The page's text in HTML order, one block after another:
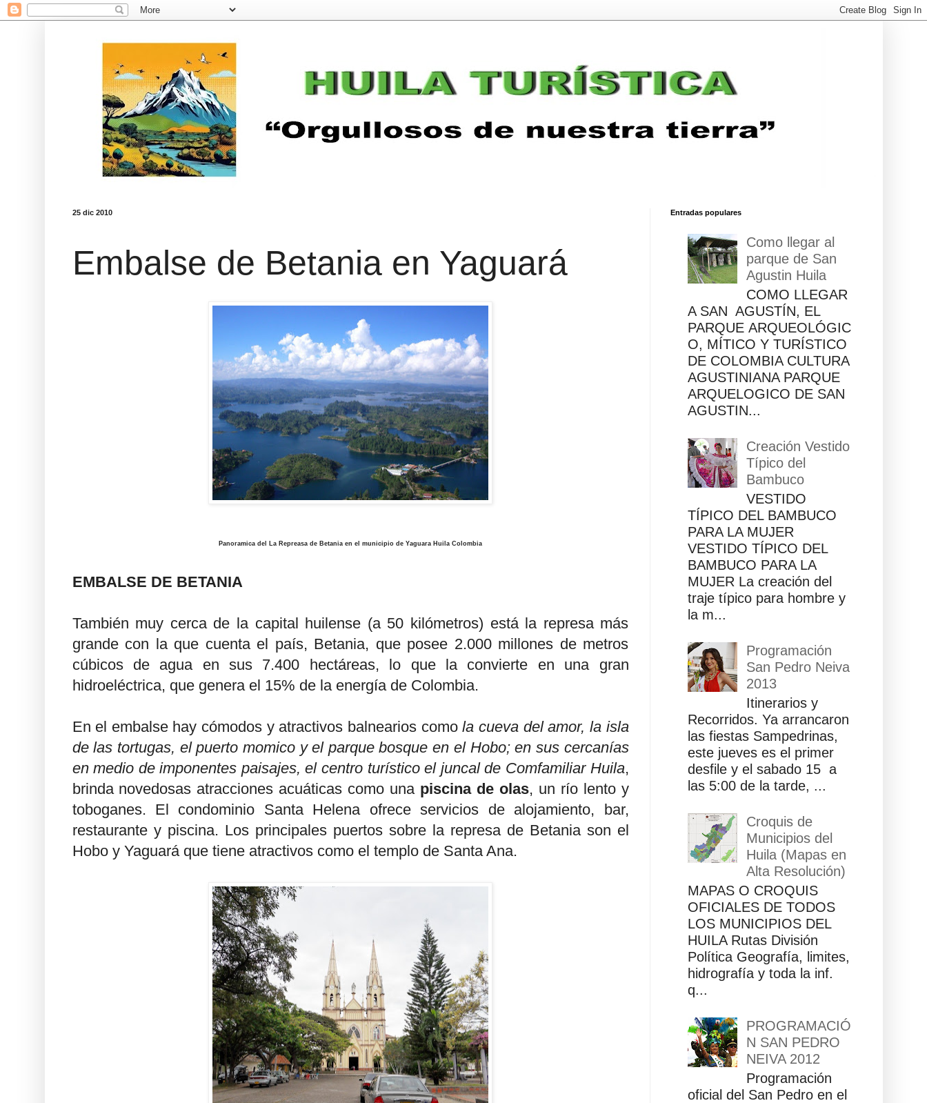
25 dic 2010
Embalse de Betania en Yaguará
Panoramica del La Repreasa de Betania en el municipio de Yaguara Huila Colombia
EMBALSE DE BETANIA
También muy cerca de la capital huilense (a 50 kilómetros) está la represa más
grande con la que cuenta el país, Betania, que posee 2.000 millones de metros
cúbicos de agua en sus 7.400 hectáreas, lo que la convierte en una gran
hidroeléctrica, que genera el 15% de la energía de Colombia.
En el embalse hay cómodos y atractivos balnearios comola cueva del amor, la isla
de las tortugas, el puerto momico y el parque bosque en el Hobo; en sus cercanías
en medio de imponentes paisajes, el centro turístico el juncal de Comfamiliar Huila,
brinda novedosas atracciones acuáticas como una piscina de olas, un río lento y
toboganes. El condominio Santa Helena ofrece servicios de alojamiento, bar,
restaurante y piscina. Los principales puertos sobre la represa de Betania son el
Hobo y Yaguará que tiene atractivos como el templo de Santa Ana.
Entradas populares
Como llegar al
parque de San
Agustin Huila
COMO LLEGAR
A SAN AGUSTÍN, EL
PARQUE ARQUEOLÓGIC
O, MÍTICO Y TURÍSTICO
DE COLOMBIA CULTURA
AGUSTINIANA PARQUE
ARQUELOGICO DE SAN
AGUSTIN...
Creación Vestido
Típico del
Bambuco
VESTIDO
TÍPICO DEL BAMBUCO
PARA LA MUJER
VESTIDO TÍPICO DEL
BAMBUCO PARA LA
MUJER La creación del
traje típico para hombre y
la m...
Programación
San Pedro Neiva
2013
Itinerarios y
Recorridos. Ya arrancaron
las fiestas Sampedrinas,
este jueves es el primer
desfile y el sabado 15 a
las 5:00 de la tarde, ...
Croquis de
Municipios del
Huila (Mapas en
Alta Resolución)
MAPAS O CROQUIS
OFICIALES DE TODOS
LOS MUNICIPIOS DEL
HUILA Rutas División
Política Geografía, limites,
hidrografía y toda la inf.
q...
PROGRAMACIÓ
N SAN PEDRO
NEIVA 2012
Programación
oficial del San Pedro en el